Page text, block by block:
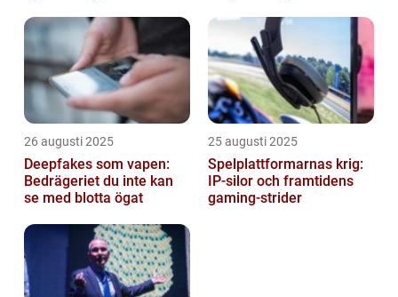
26 augusti 2025
Deepfakes som vapen:
Bedrägeriet du inte kan
se med blotta ögat
25 augusti 2025
Spelplattformarnas krig:
IP‑silor och framtidens
gaming‑strider